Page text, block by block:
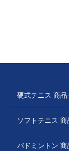
硬式テニス 商品
ソフトテニス
バドミントン